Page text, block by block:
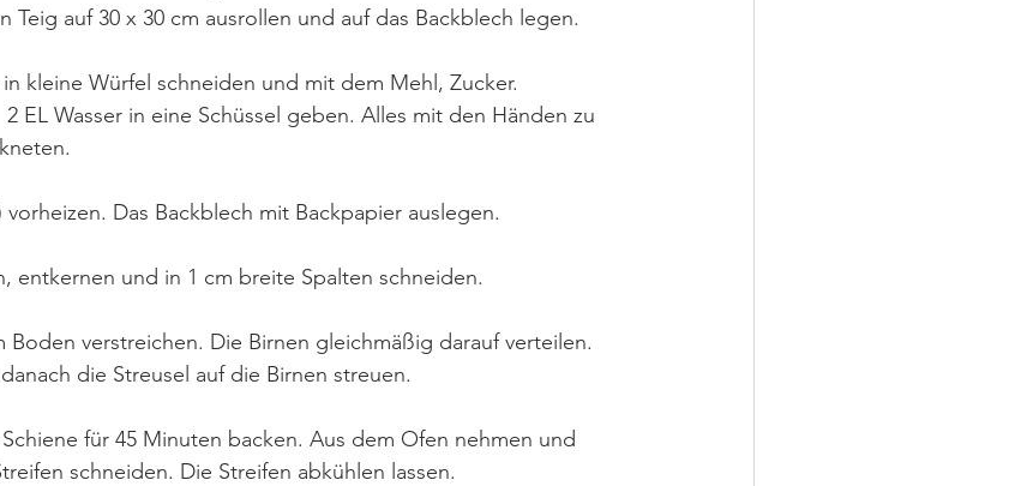
Teig auf 30 x 30 cm ausrollen und auf das Backblech legen.
kleine Würfel schneiden und mit dem Mehl, Zucker.
EL Wasser in eine Schüssel geben. Alles mit den Händen zu
vorheizen. Das Backblech mit Backpapier auslegen.
entkernen und in 1 cm breite Spalten schneiden.
Boden verstreichen. Die Birnen gleichmäßig darauf verteilen.
die Streusel auf die Birnen streuen.
für 45 Minuten backen. Aus dem Ofen nehmen und
schneiden. Die Streifen abkühlen lassen.